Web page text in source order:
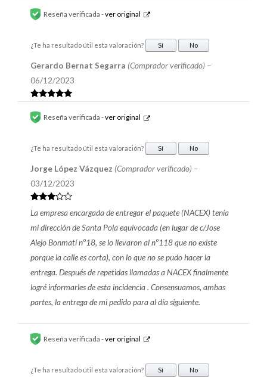
en4
5de 5
Gerardo Bernat Segarra (Comprador verificado) –
06/12/2023
Reseña verificada -ver original
¿Te ha resultado útil esta valoración? Sí No
Valorad
o en3
de 5
Jorge López Vázquez (Comprador verificado) –
03/12/2023
Reseña verificada -ver original
La empresa encargada de entregar el paquete (NACEX) tenía
mi dirección de Santa Pola equivocada (en lugar de c/Jose
Alejo Bonmatí nº18, se lo llevaron al nº118 que no existe
porque la calle es corta), con lo que no se pudo hacer la
entrega. Después de repetidas llamadas a NACEX finalmente
logré informarles de esta incidencia . Consensuamos, ambas
partes, la entrega de mi pedido para al día siguiente.
¿Te ha resultado útil esta valoración? Sí No
Reseña verificada -ver original
¿Te ha resultado útil esta valoración? Sí No